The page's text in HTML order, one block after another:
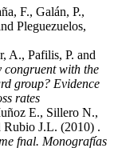
F., Galán, P.,
Pleguezuelos,
A., Pafilis, P. and
congruent with the
group? Evidence
rates
E., Sillero N.,
Rubio J.L. (2010) .
fnal. Monografías